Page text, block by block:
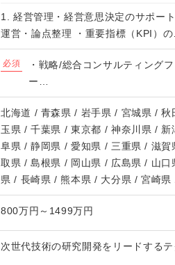
1. 経営管理・経営意思決定のサポー
運営・論点整理 ・重要指標（KPI）の
必須
・戦略/総合コンサルティング
ー…
北海道 / 青森県 / 岩手県 / 宮城県 /
玉県 / 千葉県 / 東京都 / 神奈川県 /
阜県 / 静岡県 / 愛知県 / 三重県 / 滋
取県 / 島根県 / 岡山県 / 広島県 / 山
県 / 長崎県 / 熊本県 / 大分県 / 宮崎県
800万円～1499万円
次世代技術の研究開発をリードする